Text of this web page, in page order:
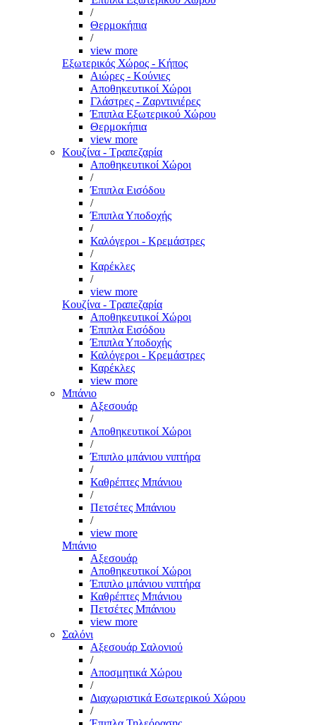
/
Θερμοκήπια
/
view more
Εξωτερικός Χώρος - Κήπος
Αιώρες - Κούνιες
Αποθηκευτικοί Χώροι
Γλάστρες - Ζαρντινιέρες
Έπιπλα Εξωτερικού Χώρου
Θερμοκήπια
view more
Κουζίνα - Τραπεζαρία
Αποθηκευτικοί Χώροι
/
Έπιπλα Εισόδου
/
Έπιπλα Υποδοχής
/
Καλόγεροι - Κρεμάστρες
/
Καρέκλες
/
view more
Κουζίνα - Τραπεζαρία
Αποθηκευτικοί Χώροι
Έπιπλα Εισόδου
Έπιπλα Υποδοχής
Καλόγεροι - Κρεμάστρες
Καρέκλες
view more
Μπάνιο
Αξεσουάρ
/
Αποθηκευτικοί Χώροι
/
Έπιπλο μπάνιου νιπτήρα
/
Καθρέπτες Μπάνιου
/
Πετσέτες Μπάνιου
/
view more
Μπάνιο
Αξεσουάρ
Αποθηκευτικοί Χώροι
Έπιπλο μπάνιου νιπτήρα
Καθρέπτες Μπάνιου
Πετσέτες Μπάνιου
view more
Σαλόνι
Αξεσουάρ Σαλονιού
/
Αποσμητικά Χώρου
/
Διαχωριστικά Εσωτερικού Χώρου
/